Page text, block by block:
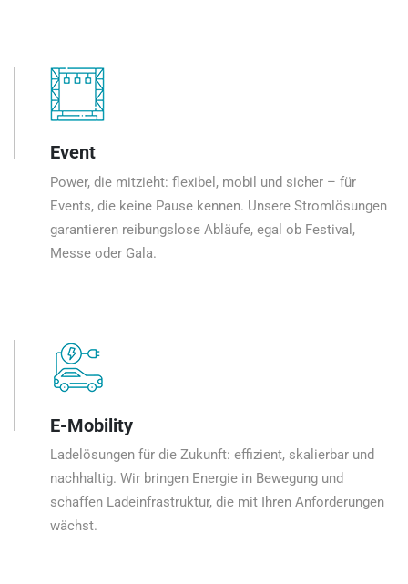
Event
Power, die mitzieht: flexibel, mobil und sicher – für
Events, die keine Pause kennen. Unsere Stromlösungen
garantieren reibungslose Abläufe, egal ob Festival,
Messe oder Gala.
E-Mobility
Ladelösungen für die Zukunft: effizient, skalierbar und
nachhaltig. Wir bringen Energie in Bewegung und
schaffen Ladeinfrastruktur, die mit Ihren Anforderungen
wächst.